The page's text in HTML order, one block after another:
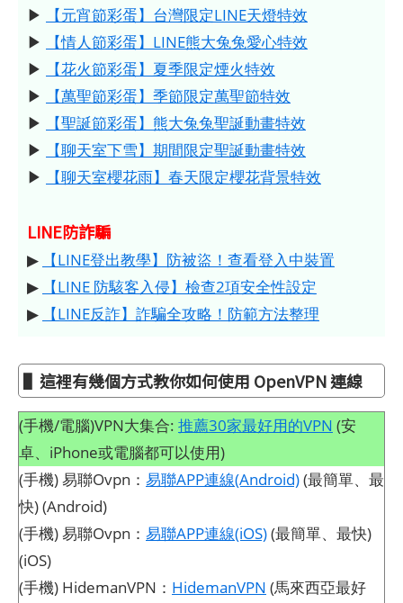
▶
【元宵節彩蛋】台灣限定LINE天燈特效
▶
【情人節彩蛋】LINE熊大兔兔愛心特效
▶
【花火節彩蛋】夏季限定煙火特效
▶
【萬聖節彩蛋】季節限定萬聖節特效
▶
【聖誕節彩蛋】熊大兔兔聖誕動畫特效
▶
【聊天室下雪】期間限定聖誕動畫特效
▶
【聊天室櫻花雨】春天限定櫻花背景特效
LINE防詐騙
▶
【LINE登出教學】防被盜！查看登入中裝置
▶
【LINE 防駭客入侵】檢查2項安全性設定
▶
【LINE反詐】詐騙全攻略！防範方法整理
▌這裡有幾個方式教你如何使用 OpenVPN 連線
(手機/電腦)VPN大集合: 推薦30家最好用的VPN (安
卓、iPhone或電腦都可以使用)
(手機) 易聯Ovpn： 易聯APP連線(Android)(最簡單、最
快) (Android)
(手機) 易聯Ovpn： 易聯APP連線(iOS)(最簡單、最快)
(iOS)
(手機) HidemanVPN： HidemanVPN (馬來西亞最好